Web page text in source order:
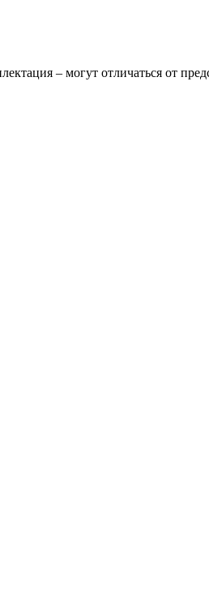
– могут отличаться от